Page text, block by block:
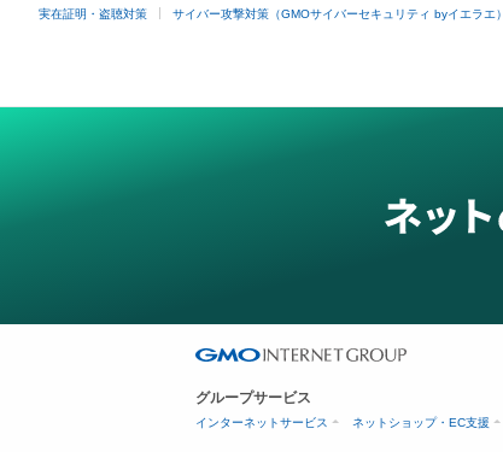
実在証明・盗聴対策 サイバー攻撃対策（GMOサイバーセキュリティ byイエラエ）
グループサービス
インターネットサービス ネットショップ・EC支援